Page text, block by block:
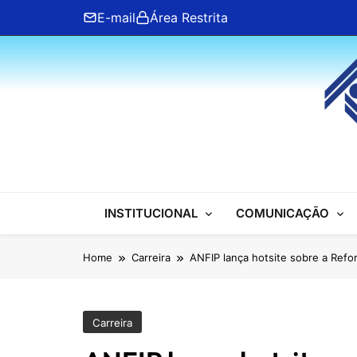
content
E-mail Área Restrita
ANFIP Nacional
INSTITUCIONAL COMUNICAÇÃO
Home Carreira ANFIP lança hotsite sobre a
Carreira